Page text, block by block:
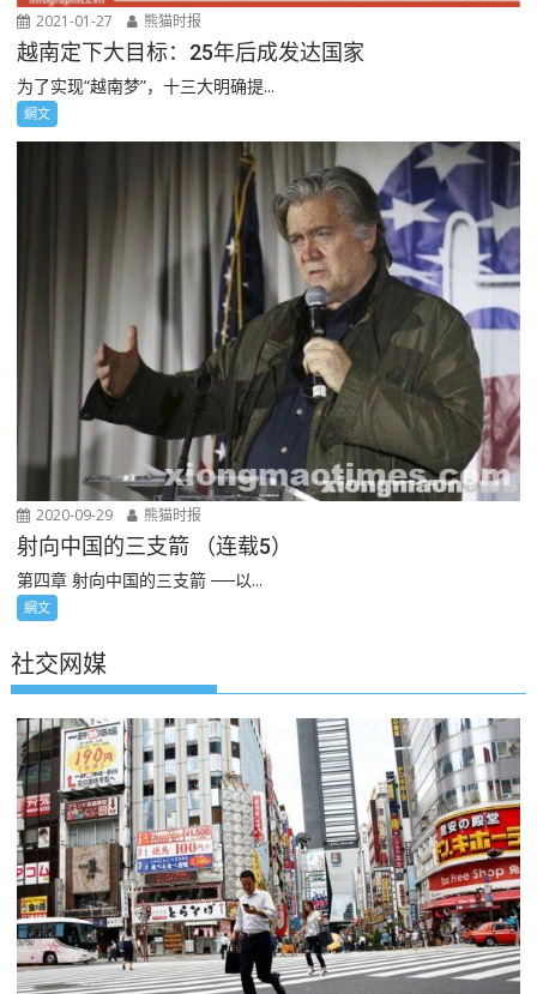
2021-01-27 熊猫时报
越南定下大目标：25年后成发达国家
为了实现“越南梦”，十三大明确提...
網文
2020-09-29 熊猫时报
射向中国的三支箭 （连载5）
第四章 射向中国的三支箭 ──以...
網文
社交网媒